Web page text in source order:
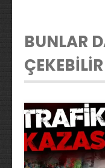
BUNLAR
ÇEKEBİLİR